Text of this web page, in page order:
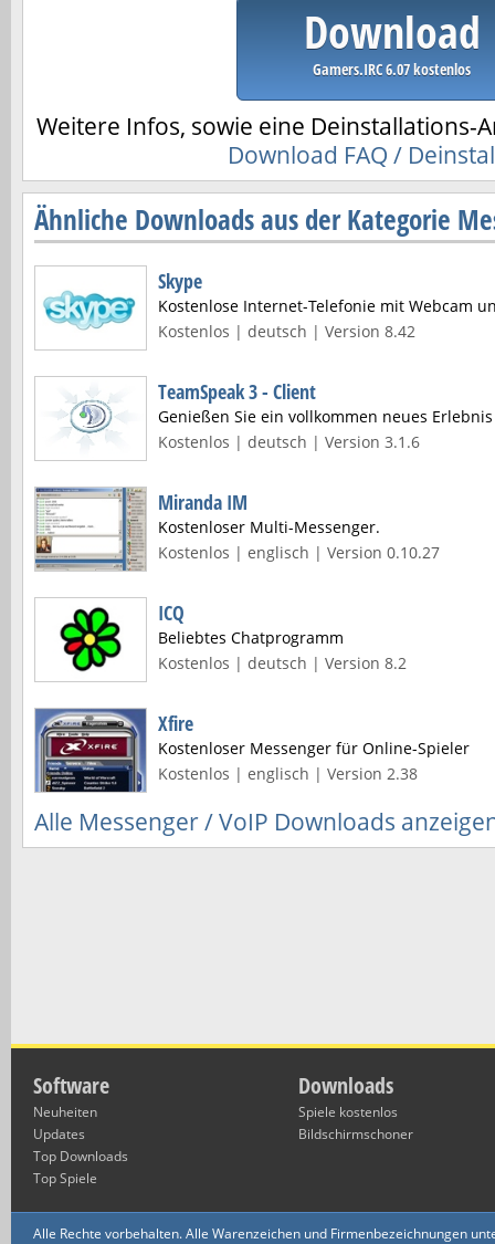
Download
Gamers.IRC 6.07 kostenlos
Weitere Infos, sowie eine Deinstallations-
Download FAQ /
Ähnliche Downloads aus der Kategorie
Skype
Kostenlose Internet-Telefonie mit Webcam
Kostenlos | deutsch | Version 8.42
TeamSpeak 3 - Client
Genießen Sie ein vollkommen neues
Kostenlos | deutsch | Version 3.1.6
Miranda IM
Kostenloser Multi-Messenger.
Kostenlos | englisch | Version 0.10.27
ICQ
Beliebtes Chatprogramm
Kostenlos | deutsch | Version 8.2
Xfire
Kostenloser Messenger für Online-Spieler
Kostenlos | englisch | Version 2.38
Alle Messenger / VoIP Downloads
Software
Neuheiten
Updates
Top Downloads
Top Spiele
Downloads
Spiele kostenlos
Bildschirmschoner
Alle Rechte vorbehalten. Alle Warenzeichen und Firmenbezeichnungen